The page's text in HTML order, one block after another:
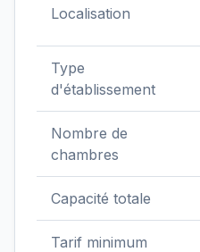
Localisation
Type
d'établissement
Nombre de
chambres
Capacité totale
Tarif minimum